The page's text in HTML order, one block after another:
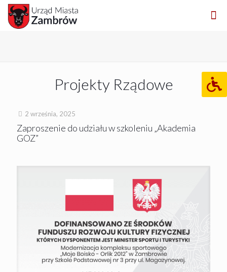
Projekty Rządowe
2 września, 2025
Zaproszenie do udziału w szkoleniu „Akademia
GOZ”